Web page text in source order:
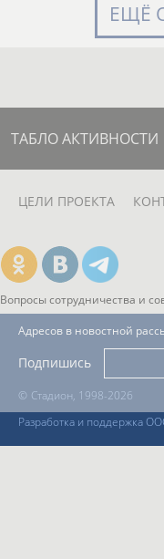
ЕЩЁ
ТАБЛО АКТИВНОСТИ
ЦЕЛИ ПРОЕКТА
Вопросы сотрудничества и
© Стадион, 1998-2026
Разработка и поддержка
Адресов в новостной
Подпишись